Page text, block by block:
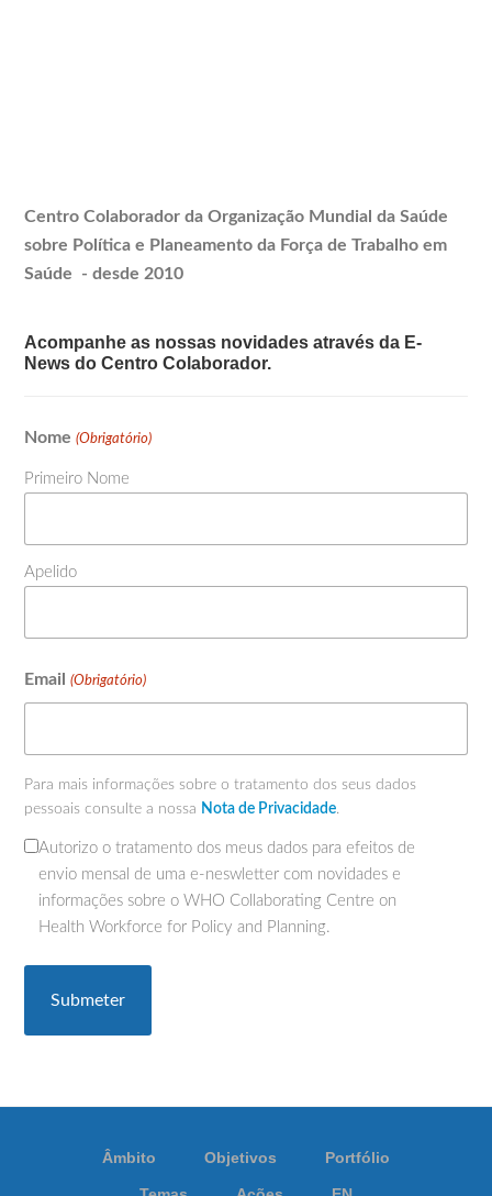
Centro Colaborador da Organização Mundial da Saúde
sobre Política e Planeamentoda Força de Trabalho em
Saúde - desde 2010
Acompanhe as nossas novidades através da E-
News do Centro Colaborador.
Nome (Obrigatório)
Primeiro Nome
Apelido
Email (Obrigatório)
Para mais informações sobre o tratamento dos seus dados
pessoais consulte a nossa Nota de Privacidade.
(Obrigatório)
Autorizo o tratamento dos meus dados para efeitos de
envio mensal de uma e-neswletter com novidades e
informações sobre o WHO Collaborating Centre on
Health Workforce for Policy and Planning.
Âmbito Objetivos Portfólio